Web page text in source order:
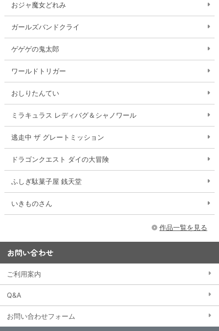
おジャ魔女どれみ
ガールズバンドクライ
ゲゲゲの鬼太郎
ワールドトリガー
おしりたんてい
ミラキュラス レディバグ＆シャノワール
逃走中 ザ グレートミッション
ドラゴンクエスト ダイの大冒険
ふしぎ駄菓子屋 銭天堂
いきものさん
作品一覧を見る
お問い合わせ
ご利用案内
Q&A
お問い合わせフォーム